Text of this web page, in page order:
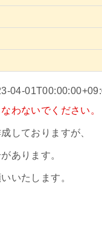
04-
わないでください。
しておりますが、
あります。
いたします。